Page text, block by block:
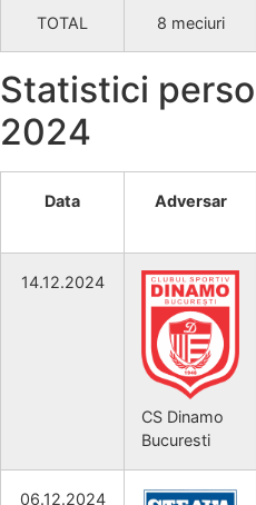
TOTAL 8 meciuri
Statistici
2024
Data Adversar
14.12.2024
CS Dinamo
Bucuresti
06.12.2024